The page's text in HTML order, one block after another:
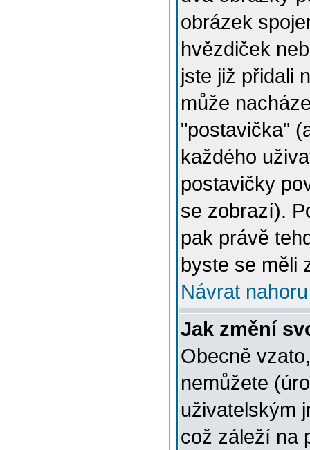
obrázek
hvězdiček
jste již přidali
může
"postavička"
každého
postavičky
se zobrazí).
pak právě
byste se měli
Návrat nahoru
Jak změní
Obecně
nemůžete
uživatelským
což záleží na